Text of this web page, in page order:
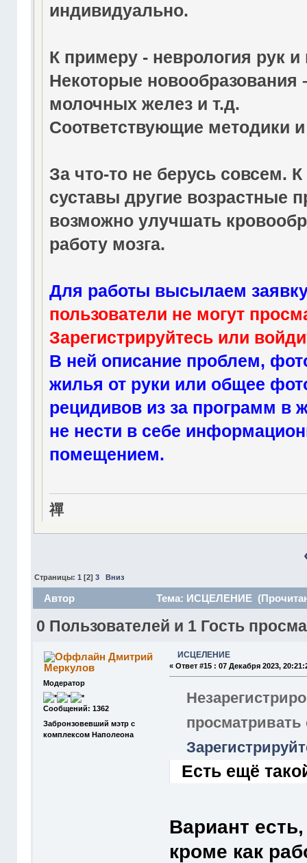
индивидуально.
К примеру - неврология рук и
Некоторые новообразования
молочных желез и т.д.
Соответствующие методики
За что-то не берусь совсем.
суставы другие возрастные
возможно улучшать
работу мозга.
Для работы высылаем
пользователи не могут
Зарегистрируйтесьили
В ней описание проблем,
жилья от руки или общее
рецидивов из за программ в
не нести в себе
помещением.
禪
Страницы: 1 [2] 3 Вниз
Автор Тема: ИСЦЕЛЕНИЕ
0 Пользователей и 1 Гость
Дмитрий
Меркулов
Модератор
Сообщений: 1362
Забронзовевший мэтр с
комплексом Наполеона
ИСЦЕЛЕНИЕ
«Ответ #15 : 07 Декабря 2023,
Есть ещё
Вариант
кроме как